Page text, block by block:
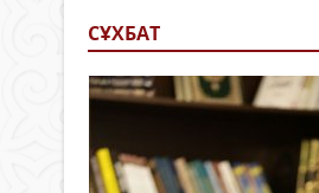
СҰХБАТ